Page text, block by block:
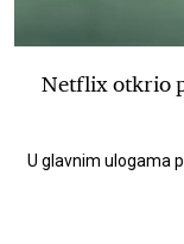
Netflix otkrio
U glavnim ulogama